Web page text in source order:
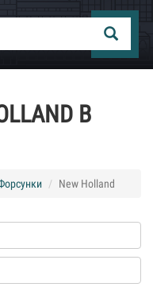
В
New Holland